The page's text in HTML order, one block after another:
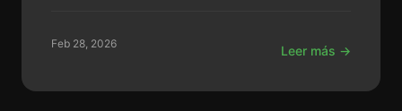
Feb 28, 2026 Leer más →